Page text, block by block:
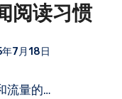
阅读习惯
7月18日
流量的…